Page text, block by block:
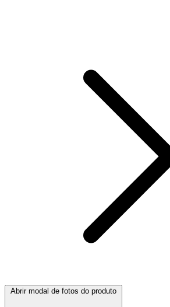
Abrir modal de fotos do produto